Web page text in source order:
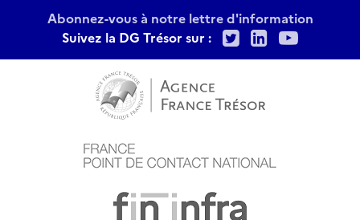
Abonnez-vous à notre lettre d'information
Suivez la DG Trésor sur :
TwitterLinkedIn